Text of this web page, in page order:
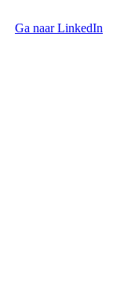
Ga naar LinkedIn